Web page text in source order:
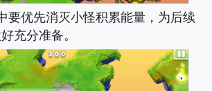
要优先消灭小怪积累能量，为后续
充分准备。